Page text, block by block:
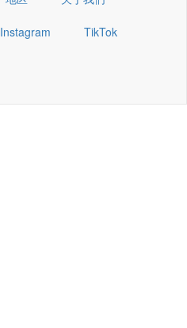
Instagram
TikTok